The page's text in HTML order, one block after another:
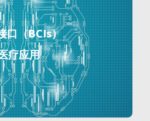
口（BCIs）
疗应用